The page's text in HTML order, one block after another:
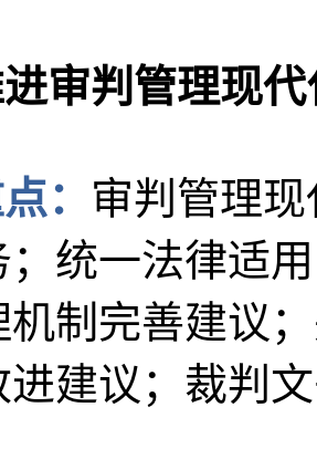
审判管理现
： 审判管理
；统一法律适
机制完善建议
进建议；裁判